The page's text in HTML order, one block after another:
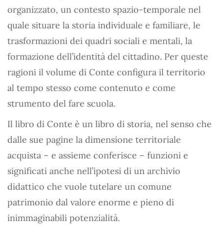
organizzato, un contesto spazio-temporale nel
quale situare la storia individuale e familiare, le
trasformazioni dei quadri sociali e mentali, la
formazione dell’identità del cittadino. Per queste
ragioni il volume di Conte configura il territorio
al tempo stesso come contenuto e come
strumento del fare scuola.
Il libro di Conte è un libro di storia, nel senso che
dalle sue pagine la dimensione territoriale
acquista – e assieme conferisce – funzioni e
significati anche nell’ipotesi di un archivio
didattico che vuole tutelare un comune
patrimonio dal valore enorme e pieno di
inimmaginabili potenzialità.